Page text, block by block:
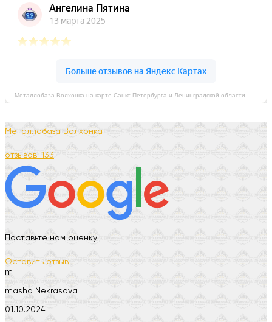
Металлобаза Волхонка
отзывов: 133
Поставьте нам оценку
Оставить отзыв
m
masha Nekrasova
01.10.2024